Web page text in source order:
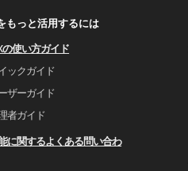
もっと活用するには
の使い⽅ガイド
ックガイド
ザーガイド
者ガイド
に関するよくある問い合わ